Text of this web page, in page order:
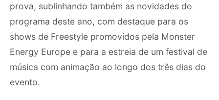
prova, sublinhando também as novidades do
programa deste ano, com destaque para os
shows de Freestyle promovidos pela Monster
Energy Europe e para a estreia de um festival de
música com animação ao longo dos três dias do
evento.